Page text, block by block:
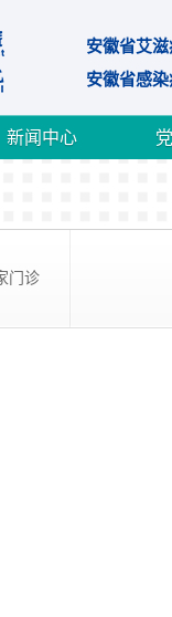
安徽省艾
安徽省感
新闻中心
门诊